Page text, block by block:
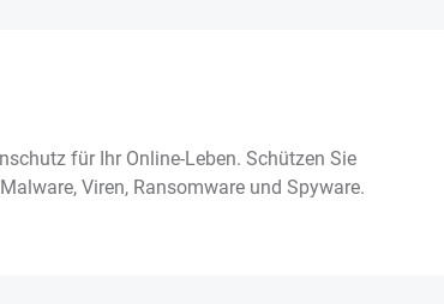
für Ihr Online-Leben. Schützen Sie
Viren, Ransomware und Spyware.